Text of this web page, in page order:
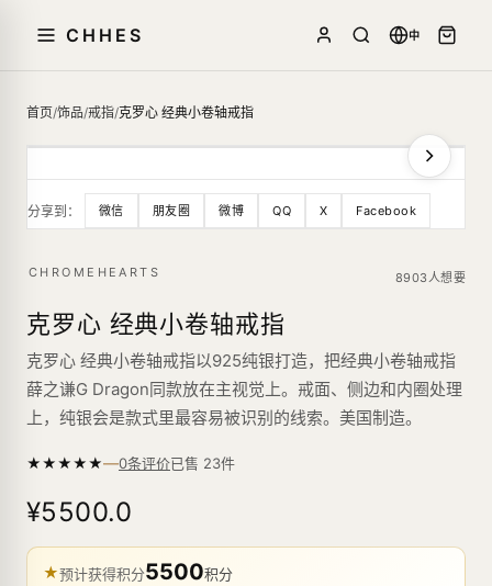
CHHES 中
首页/饰品/戒指/克罗心 经典小卷轴戒指
分享到： 微信 朋友圈 微博 QQ X Facebook
CHROMEHEARTS 8903人想要
克罗心 经典小卷轴戒指
克罗心 经典小卷轴戒指以925纯银打造，把经典小卷轴戒指
薛之谦G Dragon同款放在主视觉上。戒面、侧边和内圈处理
上，纯银会是款式里最容易被识别的线索。美国制造。
★★★★★—0条评价已售 23件
¥5500.0
★预计获得积分5500积分